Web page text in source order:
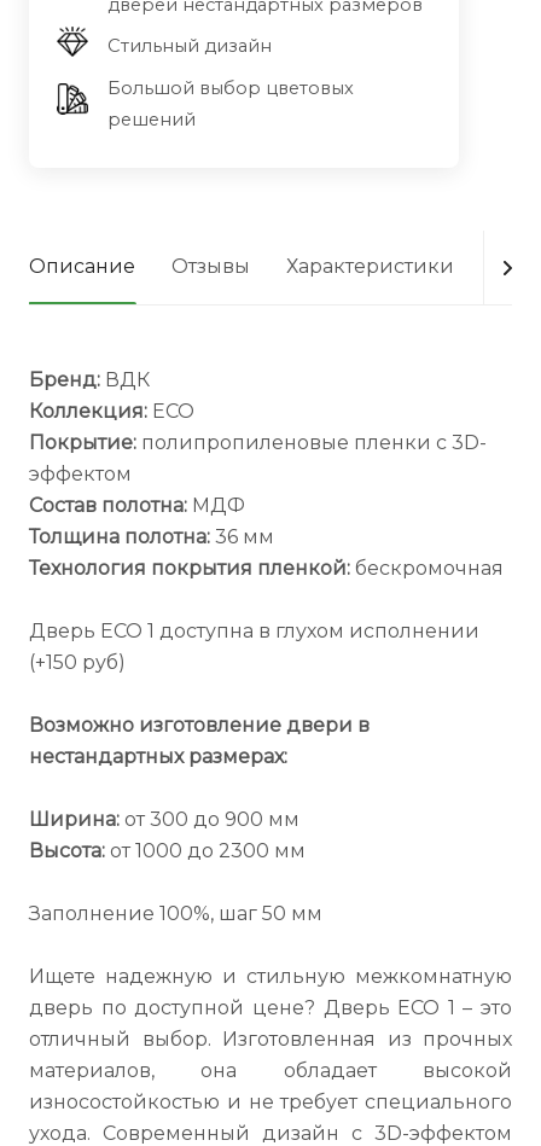
дверей нестандартных размеров
Стильный дизайн
Большой выбор цветовых
решений
Описание Отзывы Характеристики
Бренд: ВДК
Коллекция: ECO
Покрытие: полипропиленовые пленки с 3D-
эффектом
Состав полотна: МДФ
Толщина полотна: 36 мм
Технология покрытия пленкой: бескромочная
Дверь ECO 1 доступна в глухом исполнении
(+150 руб)
Возможно изготовление двери в
нестандартных размерах:
Ширина: от 300 до 900 мм
Высота: от 1000 до 2300 мм
Заполнение 100%, шаг 50 мм
Ищете надежную и стильную межкомнатную
дверь по доступной цене? Дверь ECO 1 – это
отличный выбор. Изготовленная из прочных
материалов, она обладает высокой
износостойкостью и не требует специального
ухода. Современный дизайн с 3D-эффектом